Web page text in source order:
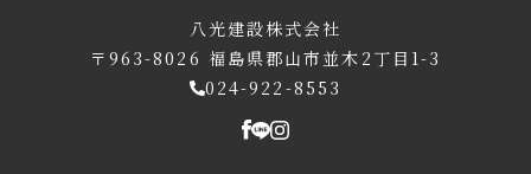
八光建設株式会社
〒963-8026 福島県郡山市並木2丁目1-3
024-922-8553